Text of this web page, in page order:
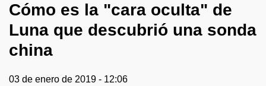
Cómo es la "cara oculta" de
Luna que descubrió una sonda
china
03 de enero de 2019 - 12:06